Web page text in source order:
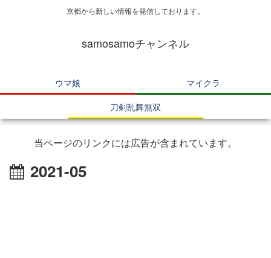
京都から新しい情報を発信しております。
samosamoチャンネル
ウマ娘
マイクラ
刀剣乱舞無双
当ページのリンクには広告が含まれています。
2021-05